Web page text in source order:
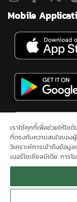
Mobile
ดูสดช่อง 31 ละคร
ความเป็น
เราใช้คุกกี้เพื่อช่วยให้ไซ
ที่ตรงกับความสนใจของ
วิเคราะห์การเข้าถึงข้อมู
เนอร์โซเชียลมีเดีย การ